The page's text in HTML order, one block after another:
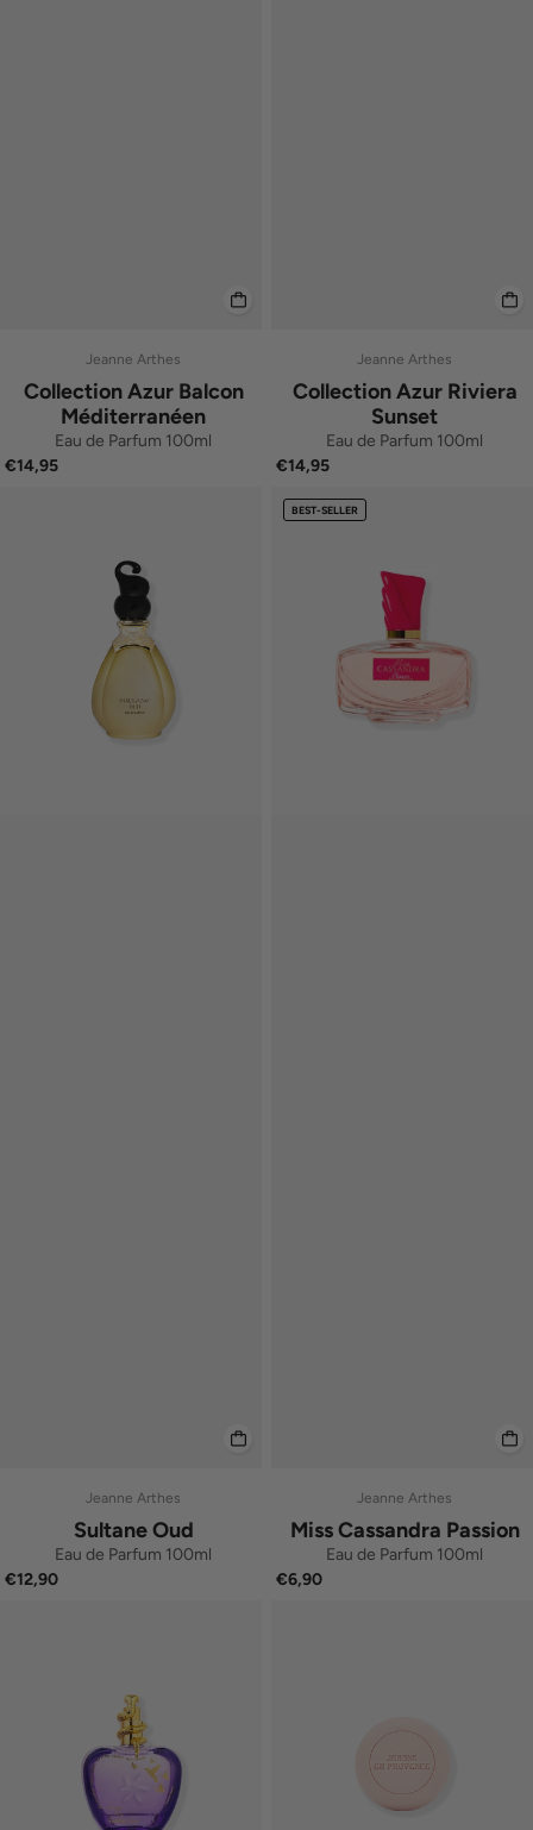
Jeanne Arthes
Collection Azur Balcon
Méditerranéen
Eau de Parfum 100ml
€14,95
Jeanne Arthes
Collection Azur Riviera
Sunset
Eau de Parfum 100ml
€14,95
Jeanne Arthes
Sultane Oud
Eau de Parfum 100ml
€12,90
BEST-SELLER
Jeanne Arthes
Miss Cassandra Passion
Eau de Parfum 100ml
€6,90